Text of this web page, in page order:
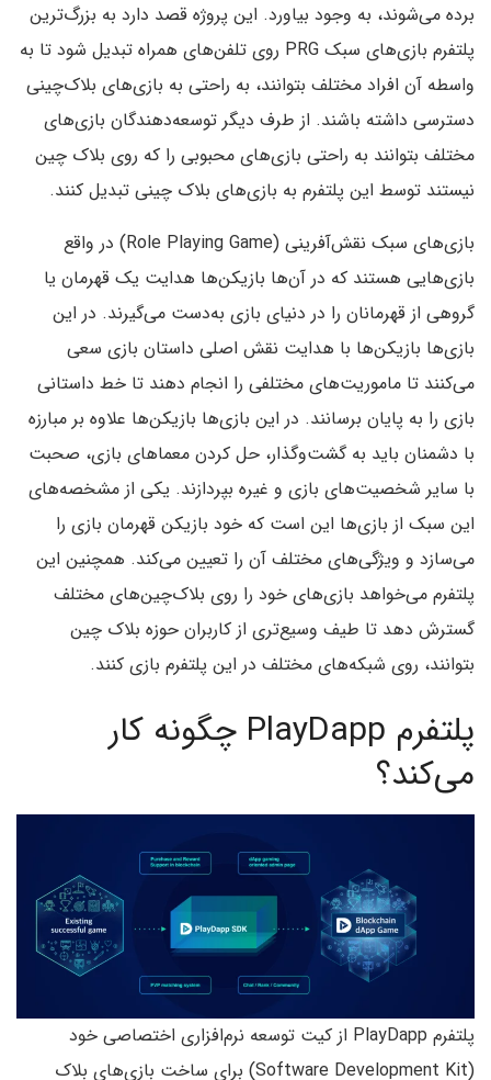
برده می‌شوند، به وجود بیاورد. این پروژه قصد دارد به بزرگ‌ترین
پلتفرم بازی‌های سبک PRG روی تلفن‌های همراه تبدیل شود تا به
واسطه آن افراد مختلف بتوانند، به راحتی به بازی‌های بلاک‌چینی
دسترسی داشته باشند. از طرف دیگر توسعه‌دهندگان بازی‌های
مختلف بتوانند به راحتی بازی‌های محبوبی را که روی بلاک چین
نیستند توسط این پلتفرم به بازی‌های بلاک چینی تبدیل کنند.
بازی‌های سبک نقش‌آفرینی (Role Playing Game) در واقع
بازی‌هایی هستند که در آن‌ها بازیکن‌ها هدایت یک قهرمان یا
گروهی از قهرمانان را در دنیای بازی به‌دست می‌گیرند. در این
بازی‌ها بازیکن‌ها با هدایت نقش اصلی داستان بازی سعی
می‌کنند تا ماموریت‌های مختلفی را انجام دهند تا خط داستانی
بازی را به پایان برسانند. در این بازی‌ها بازیکن‌ها علاوه بر مبارزه
با دشمنان باید به گشت‌وگذار، حل کردن معماهای بازی، صحبت
با سایر شخصیت‌های بازی و غیره بپردازند. یکی از مشخصه‌های
این سبک از بازی‌ها این است که خود بازیکن قهرمان بازی را
می‌سازد و ویژگی‌های مختلف آن را تعیین می‌کند. همچنین این
پلتفرم می‌خواهد بازی‌های خود را روی بلاک‌چین‌های مختلف
گسترش دهد تا طیف وسیع‌تری از کاربران حوزه بلاک چین
بتوانند، روی شبکه‌های مختلف در این پلتفرم بازی کنند.
پلتفرم PlayDapp چگونه کار
می‌کند؟
پلتفرم PlayDapp از کیت توسعه نرم‌افزاری اختصاصی خود
(Software Development Kit) برای ساخت بازی‌های بلاک